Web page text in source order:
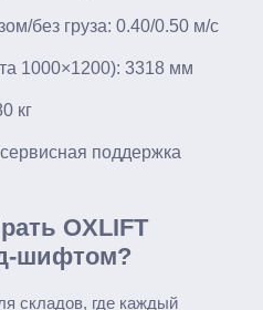
без груза: 0.40/0.50 м/с
1000×1200): 3318 мм
кг
поддержка
OXLIFT
шифтом?
складов, где каждый